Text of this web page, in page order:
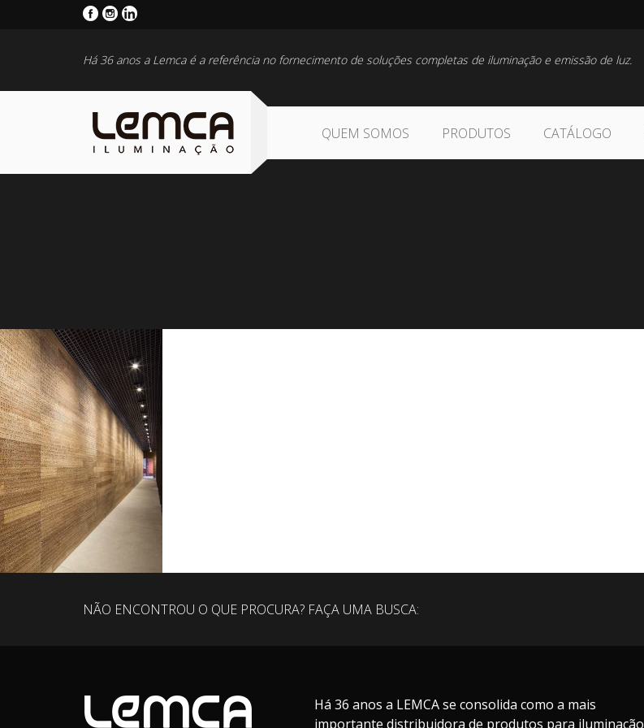
Há 36 anos a Lemca é a referência no fornecimento de soluções completas de iluminação e emissão de luz.
QUEM SOMOS PRODUTOS CATÁLOGO
NÃO ENCONTROU O QUE PROCURA? FAÇA UMA BUSCA:
Há 36 anos a LEMCA se consolida como a mais
importante distribuidora de produtos para iluminação